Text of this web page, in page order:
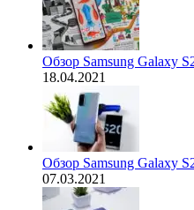
Обзор Samsung Galaxy
18.04.2021
Обзор Samsung Galaxy
07.03.2021